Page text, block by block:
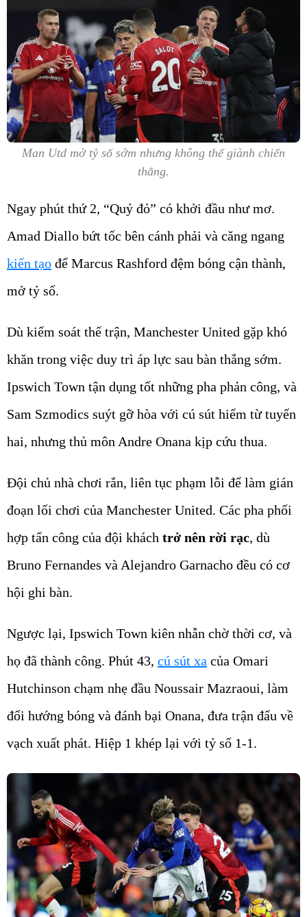
Man Utd mở tỷ số sớm nhưng không thể giành chiến
thắng.
Ngay phút thứ 2, “Quỷ đỏ” có khởi đầu như mơ.
Amad Diallo bứt tốc bên cánh phải và căng ngang
kiến tạo để Marcus Rashford đệm bóng cận thành,
mở tỷ số.
Dù kiểm soát thế trận, Manchester United gặp khó
khăn trong việc duy trì áp lực sau bàn thắng sớm.
Ipswich Town tận dụng tốt những pha phản công, và
Sam Szmodics suýt gỡ hòa với cú sút hiểm từ tuyến
hai, nhưng thủ môn Andre Onana kịp cứu thua.
Đội chủ nhà chơi rắn, liên tục phạm lỗi để làm gián
đoạn lối chơi của Manchester United. Các pha phối
hợp tấn công của đội khách trở nên rời rạc, dù
Bruno Fernandes và Alejandro Garnacho đều có cơ
hội ghi bàn.
Ngược lại, Ipswich Town kiên nhẫn chờ thời cơ, và
họ đã thành công. Phút 43, cú sút xa của Omari
Hutchinson chạm nhẹ đầu Noussair Mazraoui, làm
đổi hướng bóng và đánh bại Onana, đưa trận đấu về
vạch xuất phát. Hiệp 1 khép lại với tỷ số 1-1.